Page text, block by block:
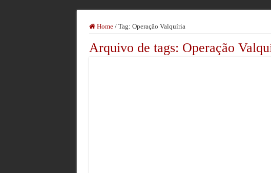
Um Herói Encontrado: A História de Neil Frye na
Home / Tag: Operação Valquíria
Arquivo de tags: Operação